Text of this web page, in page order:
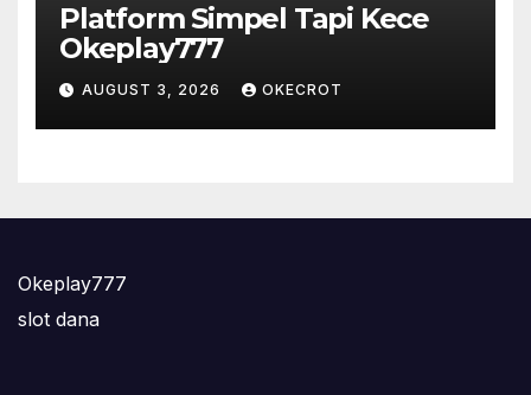
Platform Simpel Tapi Kece
Okeplay777
AUGUST 3, 2026 OKECROT
Okeplay777
slot dana